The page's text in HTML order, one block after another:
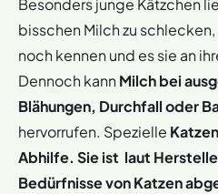
bisschen Milch zu
noch kennen und es sie an
Dennoch kannMilch bei
Blähungen, Durchfall oder
hervorrufen. Spezielle
Abhilfe. Sie ist laut
Bedürfnisse von Katzen